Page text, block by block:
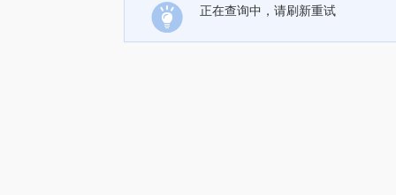
正在查询中，请刷新重试